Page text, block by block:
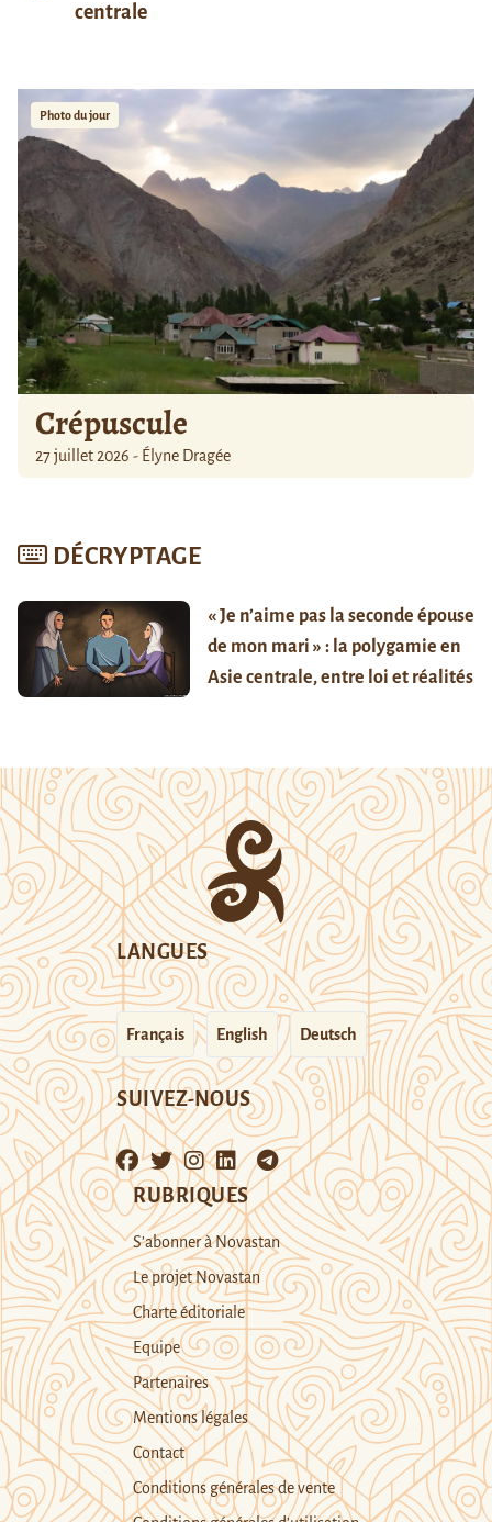
centrale
Photo du jour
Crépuscule
27 juillet 2026 - Élyne Dragée
DÉCRYPTAGE
« Je n’aime pas la seconde épouse
de mon mari » : la polygamie en
Asie centrale, entre loi et réalités
LANGUES
Français English Deutsch
SUIVEZ-NOUS
RUBRIQUES
S’abonner à Novastan
Le projet Novastan
Charte éditoriale
Equipe
Partenaires
Mentions légales
Contact
Conditions générales de vente